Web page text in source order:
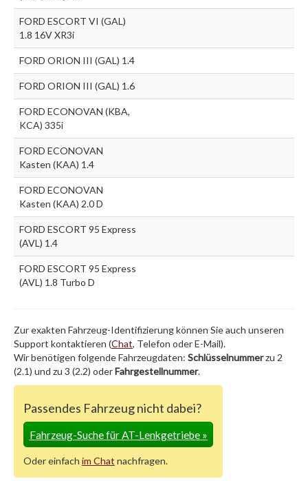
FORD ESCORT VI (GAL)
1.8 16V XR3i
FORD ORION III (GAL) 1.4
FORD ORION III (GAL) 1.6
FORD ECONOVAN (KBA,
KCA) 335i
FORD ECONOVAN
Kasten (KAA) 1.4
FORD ECONOVAN
Kasten (KAA) 2.0 D
FORD ESCORT 95 Express
(AVL) 1.4
FORD ESCORT 95 Express
(AVL) 1.8 Turbo D
Zur exakten Fahrzeug-Identifizierung können Sie auch unseren
Support kontaktieren (Chat, Telefon oder E-Mail).
Wir benötigen folgende Fahrzeugdaten: Schlüsselnummerzu 2
(2.1) und zu 3 (2.2) oderFahrgestellnummer.
Passendes Fahrzeug nicht dabei?
Fahrzeug-Suche für AT-Lenkgetriebe»
Oder einfach im Chat nachfragen.